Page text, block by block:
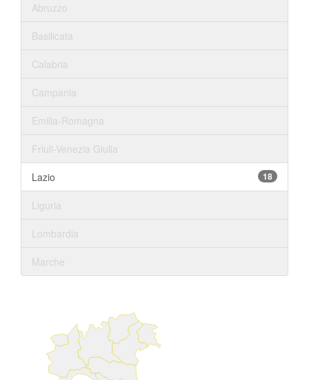
Abruzzo
Basilicata
Calabria
Campania
Emilia-Romagna
Friuli-Venezia Giulia
Lazio 18
Liguria
Lombardia
Marche